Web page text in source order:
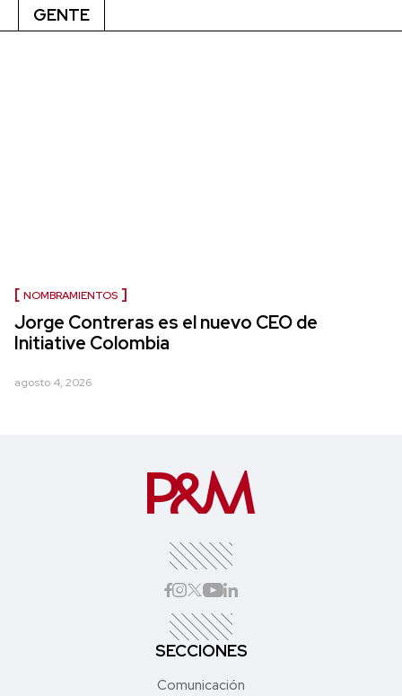
GENTE
NOMBRAMIENTOS
Jorge Contreras es el nuevo CEO de
Initiative Colombia
agosto 4, 2026
SECCIONES
Comunicación